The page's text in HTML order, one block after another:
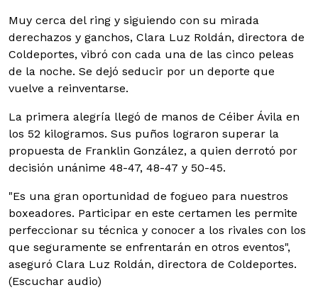
Muy cerca del ring y siguiendo con su mirada
derechazos y ganchos, Clara Luz Roldán, directora de
Coldeportes, vibró con cada una de las cinco peleas
de la noche. Se dejó seducir por un deporte que
vuelve a reinventarse.
La primera alegría llegó de manos de Céiber Ávila en
los 52 kilogramos. Sus puños lograron superar la
propuesta de Franklin González, a quien derrotó por
decisión unánime 48-47, 48-47 y 50-45.
"Es una gran oportunidad de fogueo para nuestros
boxeadores. Participar en este certamen les permite
perfeccionar su técnica y conocer a los rivales con los
que seguramente se enfrentarán en otros eventos",
aseguró Clara Luz Roldán, directora de Coldeportes.
(Escuchar audio)